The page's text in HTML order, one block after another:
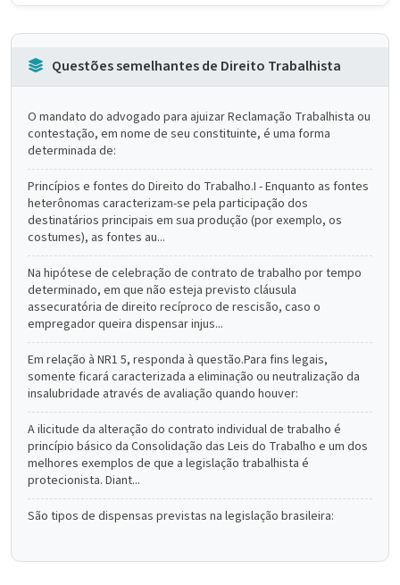
Questões semelhantes de Direito Trabalhista
O mandato do advogado para ajuizar Reclamação Trabalhista ou
contestação, em nome de seu constituinte, é uma forma
determinada de:
Princípios e fontes do Direito do Trabalho.I - Enquanto as fontes
heterônomas caracterizam-se pela participação dos
destinatários principais em sua produção (por exemplo, os
costumes), as fontes au...
Na hipótese de celebração de contrato de trabalho por tempo
determinado, em que não esteja previsto cláusula
assecuratória de direito recíproco de rescisão, caso o
empregador queira dispensar injus...
Em relação à NR1 5, responda à questão.Para fins legais,
somente ficará caracterizada a eliminação ou neutralização da
insalubridade através de avaliação quando houver:
A ilicitude da alteração do contrato individual de trabalho é
princípio básico da Consolidação das Leis do Trabalho e um dos
melhores exemplos de que a legislação trabalhista é
protecionista. Diant...
São tipos de dispensas previstas na legislação brasileira: